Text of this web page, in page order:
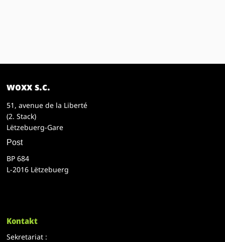
woxx s.c.
51, avenue de la Liberté
(2. Stack)
Lëtzebuerg-Gare
Post
BP 684
L-2016 Lëtzebuerg
Kontakt
Sekretariat :